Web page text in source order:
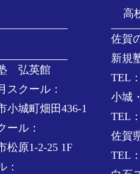
弘英館
スクール：
小城町畑田436-1
ール：
松原1-2-25 1F
：
高
佐賀
新規
TEL
小城
TEL
佐賀
TEL